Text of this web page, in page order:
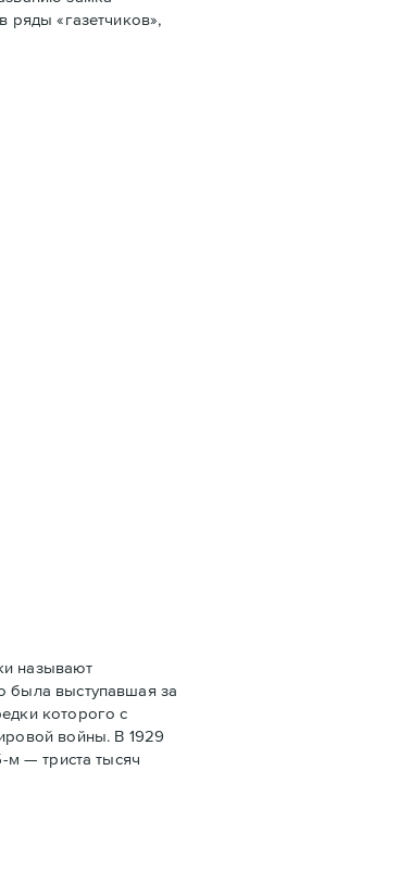
ряды «газетчиков»,
называют
была выступавшая за
которого с
войны. В 1929
м — триста тысяч